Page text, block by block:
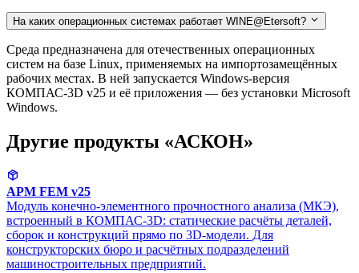
На каких операционных системах работает WINE@Etersoft?
Среда предназначена для отечественных операционных
систем на базе Linux, применяемых на импортозамещённых
рабочих местах. В ней запускается Windows-версия
КОМПАС-3D v25 и её приложения — без установки Microsoft
Windows.
Другие продукты «АСКОН»
APM FEM v25
Модуль конечно-элементного прочностного анализа (МКЭ),
встроенный в КОМПАС-3D: статические расчёты деталей,
сборок и конструкций прямо по 3D-модели. Для
конструкторских бюро и расчётных подразделений
машиностроительных предприятий.